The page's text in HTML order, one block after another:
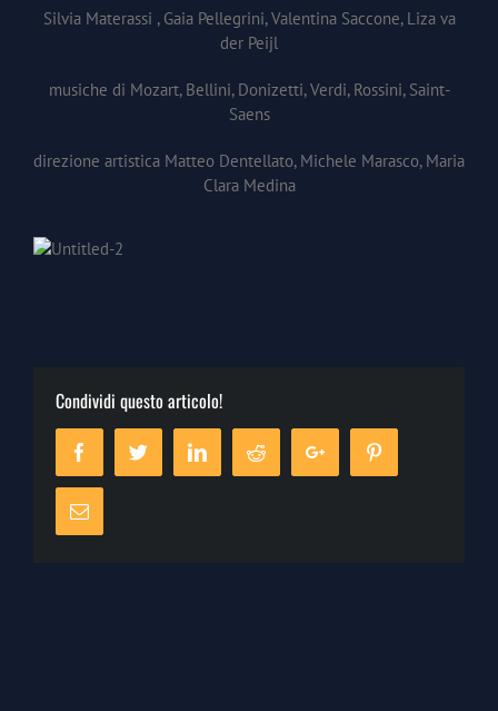
Silvia Materassi , Gaia Pellegrini, Valentina Saccone, Liza va
der Peijl
musiche di Mozart, Bellini, Donizetti, Verdi, Rossini, Saint-
Saens
direzione artistica Matteo Dentellato, Michele Marasco, Maria
Clara Medina
Condividi questo articolo!
FacebookTwitterLinkedinReddit Google+
Email